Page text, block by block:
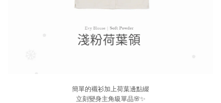
簡單的襯衫加上荷葉邊點綴
立刻變身主角級單品🌸✨